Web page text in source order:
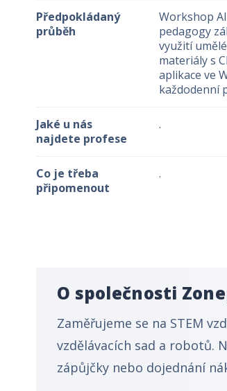
Předpokládaný
průběh
Workshop
pedagogy
využití
materiály s
aplikace ve
každodenní
Jaké u nás
najdete profese
.
Co je třeba
připomenout
.
O společnosti
Zaměřujeme se na STEM
vzdělávacích sad a robotů.
zápůjčky nebo dojednání